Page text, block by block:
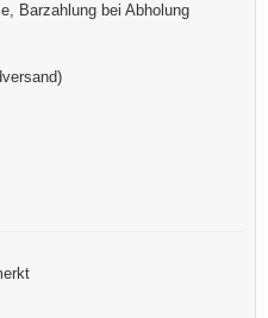
Barzahlung bei Abholung